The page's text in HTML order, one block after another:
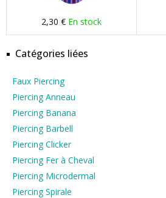
2,30 € En stock
Catégories liées
Faux Piercing
Piercing Anneau
Piercing Banana
Piercing Barbell
Piercing Clicker
Piercing Fer à Cheval
Piercing Microdermal
Piercing Spirale